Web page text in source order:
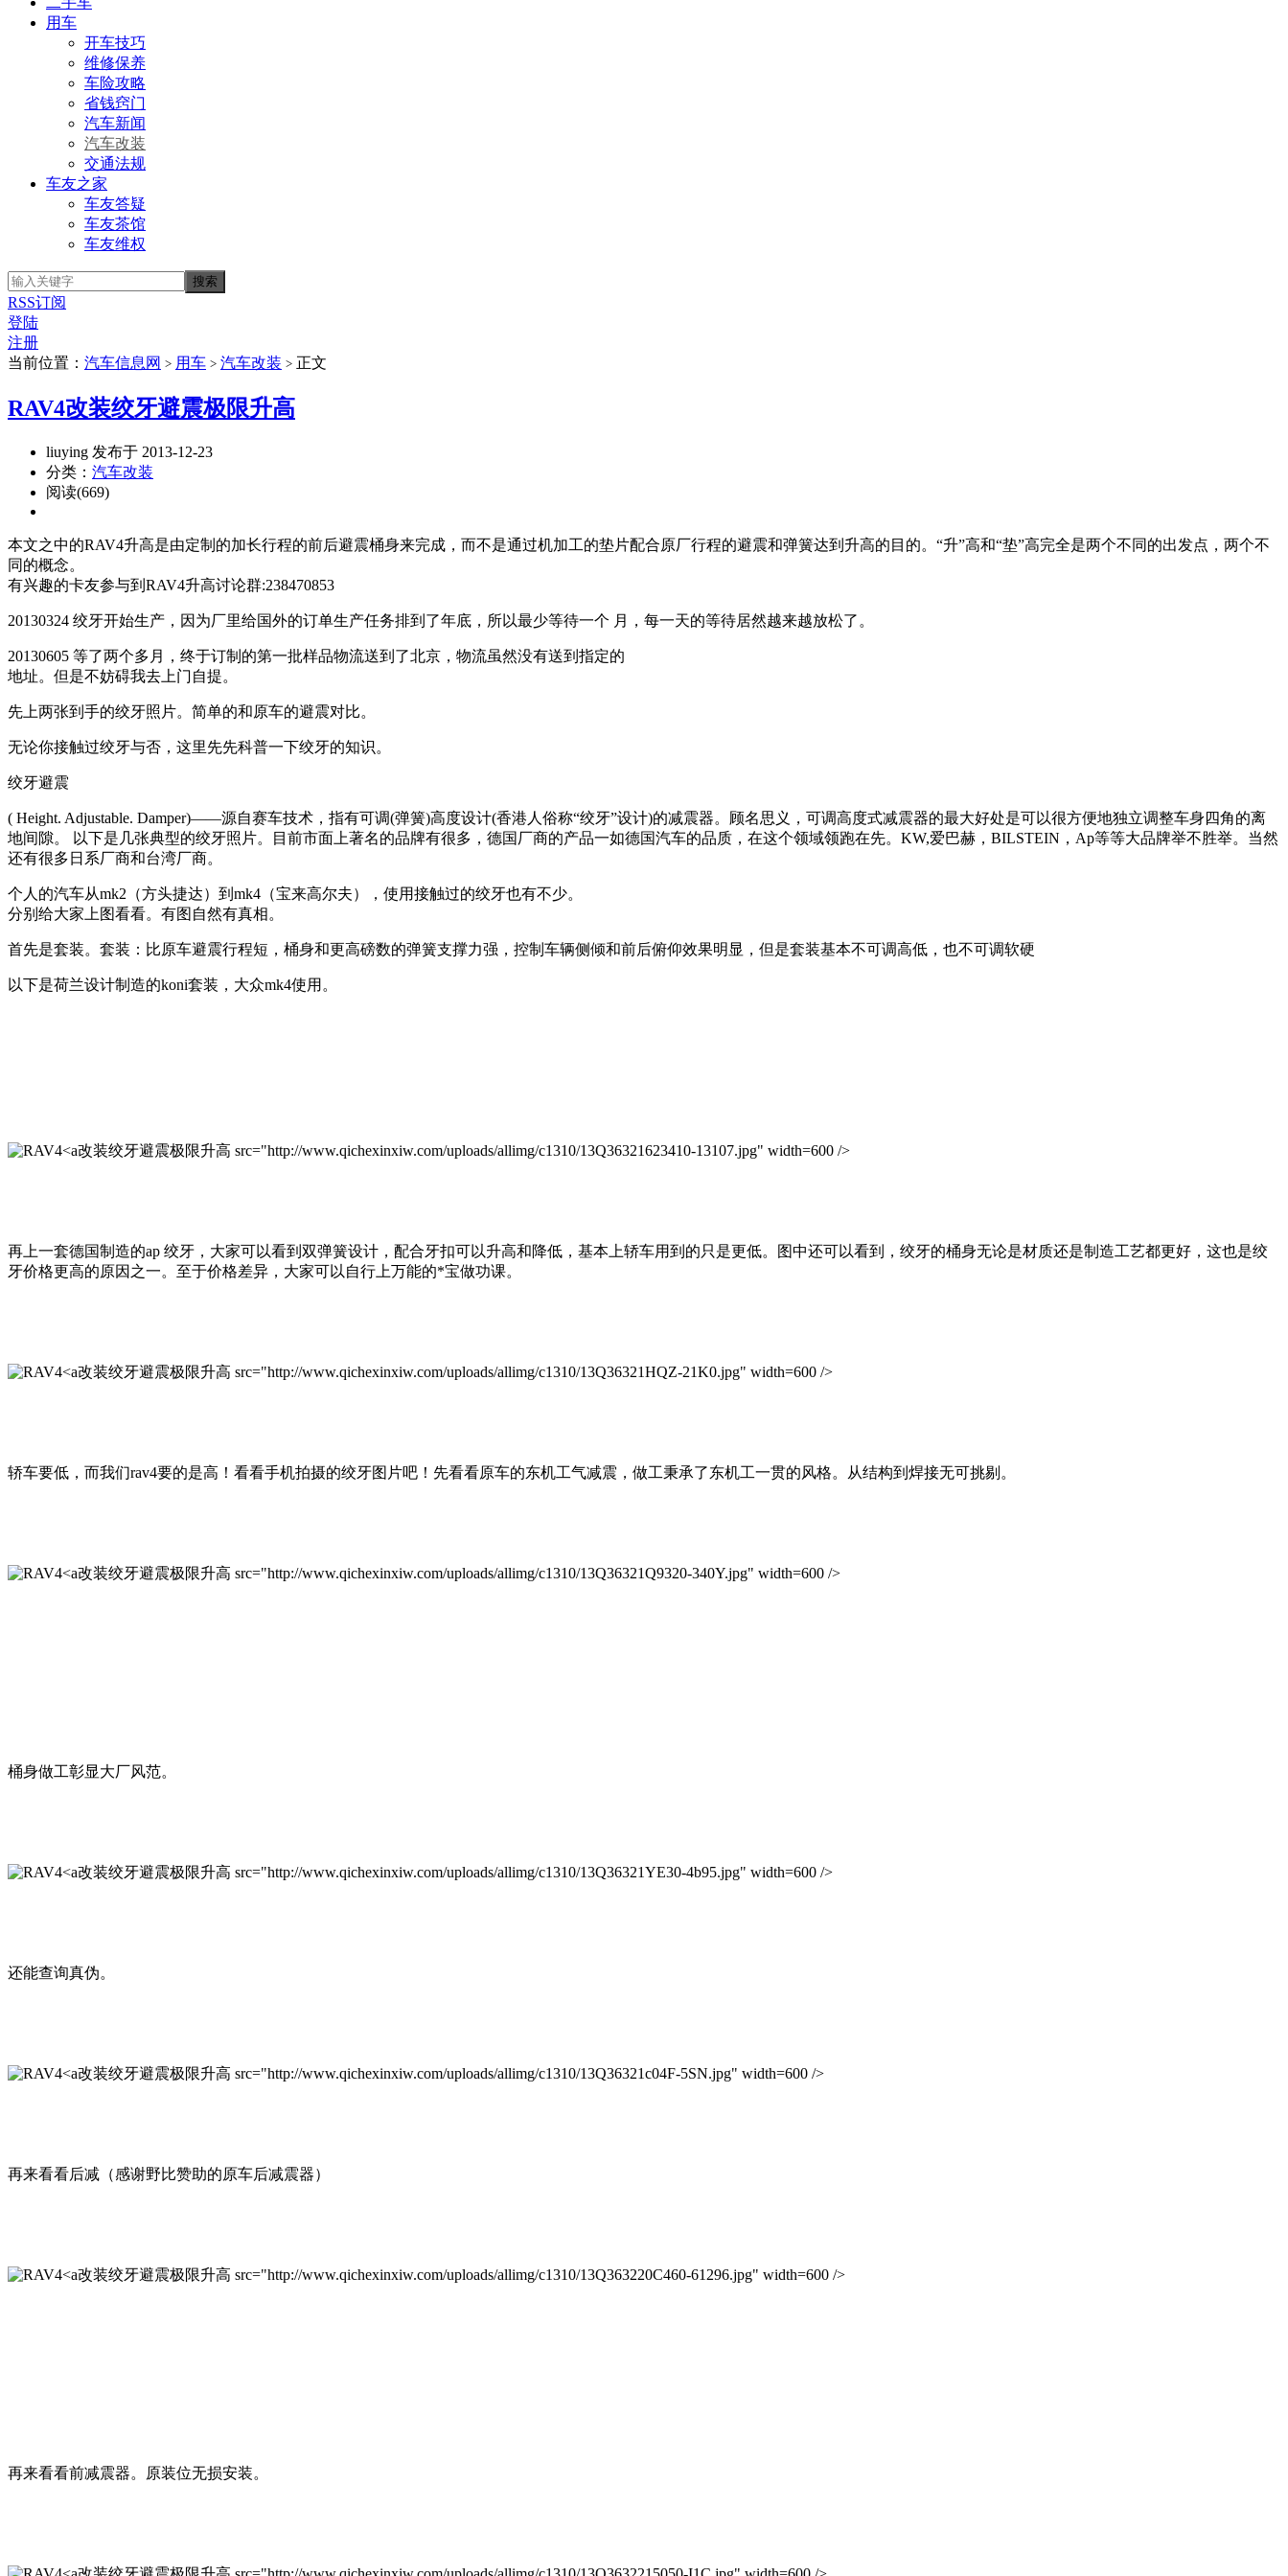
用车
开车技巧
维修保养
车险攻略
省钱窍门
汽车新闻
汽车改装
交通法规
车友之家
车友答疑
车友茶馆
车友维权
RSS订阅
登陆
注册
当前位置： 汽车信息网 > 用车 > 汽车改装 > 正文
RAV4改装绞牙避震极限升高
liuying 发布于 2013-12-23
分类： 汽车改装
阅读(669)
本文之中的RAV4升高是由定制的加长行程的前后避震桶身来完成，而不是通过机加工的垫片配合原厂行程的避震和弹簧达到升高的目的。“升”高和“垫”高完全是两个不同的出发点，两个不
同的概念。
有兴趣的卡友参与到RAV4升高讨论群:238470853
20130324 绞牙开始生产，因为厂里给国外的订单生产任务排到了年底，所以最少等待一个 月，每一天的等待居然越来越放松了。
20130605 等了两个多月，终于订制的第一批样品物流送到了北京，物流虽然没有送到指定的
地址。但是不妨碍我去上门自提。
先上两张到手的绞牙照片。简单的和原车的避震对比。
无论你接触过绞牙与否，这里先先科普一下绞牙的知识。
绞牙避震
( Height. Adjustable. Damper)——源自赛车技术，指有可调(弹簧)高度设计(香港人俗称“绞牙”设计)的减震器。顾名思义，可调高度式减震器的最大好处是可以很方便地独立调整车身四角的离
地间隙。 以下是几张典型的绞牙照片。目前市面上著名的品牌有很多，德国厂商的产品一如德国汽车的品质，在这个领域领跑在先。KW,爱巴赫，BILSTEIN，Ap等等大品牌举不胜举。当然
还有很多日系厂商和台湾厂商。
个人的汽车从mk2（方头捷达）到mk4（宝来高尔夫），使用接触过的绞牙也有不少。
分别给大家上图看看。有图自然有真相。
首先是套装。套装：比原车避震行程短，桶身和更高磅数的弹簧支撑力强，控制车辆侧倾和前后俯仰效果明显，但是套装基本不可调高低，也不可调软硬
以下是荷兰设计制造的koni套装，大众mk4使用。
改装绞牙避震极限升高 src="http://www.qichexinxiw.com/uploads/allimg/c1310/13Q36321623410-13107.jpg" width=600 />
再上一套德国制造的ap 绞牙，大家可以看到双弹簧设计，配合牙扣可以升高和降低，基本上轿车用到的只是更低。图中还可以看到，绞牙的桶身无论是材质还是制造工艺都更好，这也是绞
牙价格更高的原因之一。至于价格差异，大家可以自行上万能的*宝做功课。
改装绞牙避震极限升高 src="http://www.qichexinxiw.com/uploads/allimg/c1310/13Q36321HQZ-21K0.jpg" width=600 />
轿车要低，而我们rav4要的是高！看看手机拍摄的绞牙图片吧！先看看原车的东机工气减震，做工秉承了东机工一贯的风格。从结构到焊接无可挑剔。
改装绞牙避震极限升高 src="http://www.qichexinxiw.com/uploads/allimg/c1310/13Q36321Q9320-340Y.jpg" width=600 />
桶身做工彰显大厂风范。
改装绞牙避震极限升高 src="http://www.qichexinxiw.com/uploads/allimg/c1310/13Q36321YE30-4b95.jpg" width=600 />
还能查询真伪。
改装绞牙避震极限升高 src="http://www.qichexinxiw.com/uploads/allimg/c1310/13Q36321c04F-5SN.jpg" width=600 />
再来看看后减（感谢野比赞助的原车后减震器）
改装绞牙避震极限升高 src="http://www.qichexinxiw.com/uploads/allimg/c1310/13Q363220C460-61296.jpg" width=600 />
再来看看前减震器。原装位无损安装。